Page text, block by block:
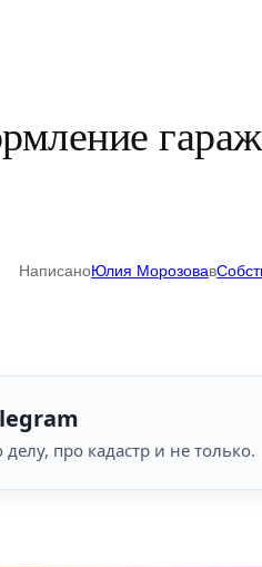
НаписаноЮлия Морозовав
делу, про кадастр и не только.